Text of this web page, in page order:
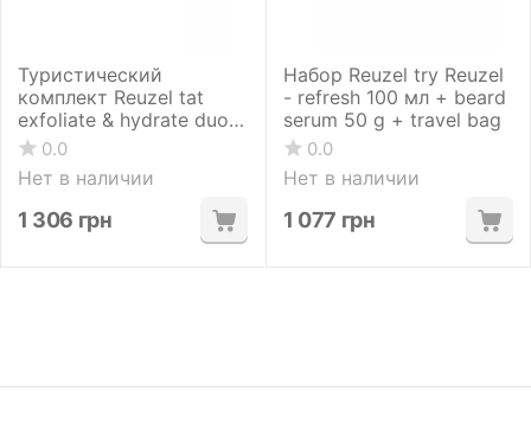
Туристический
комплект Reuzel tat
exfoliate & hydrate duo 3
шт 0.0
Нет в наличии
1 306 грн
Набор Reuzel try Reuzel
- refresh 100 мл + beard
serum 50 g + travel bag
0.0
Нет в наличии
1 077 грн